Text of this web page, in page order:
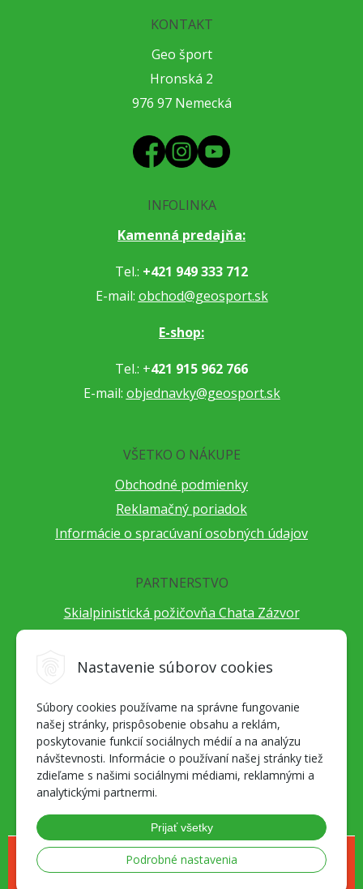
Nastavenie súborov cookies
Súbory cookies používame na správne fungovanie
našej stránky, prispôsobenie obsahu a reklám,
poskytovanie funkcií sociálnych médií a na analýzu
návštevnosti. Informácie o používaní našej stránky tiež
zdieľame s našimi sociálnymi médiami, reklamnými a
analytickými partnermi.
Prijať všetky
Podrobné nastavenia
KONTAKT
Geo šport
Hronská 2
976 97 Nemecká
INFOLINKA
Kamenná predajňa:
Tel.: +421 949 333 712
E-mail: obchod@geosport.sk
E-shop:
Tel.: +421 915 962 766
E-mail: objednavky@geosport.sk
VŠETKO O NÁKUPE
Obchodné podmienky
Reklamačný poriadok
Informácie o spracúvaní osobných údajov
PARTNERSTVO
Skialpinistická požičovňa Chata Zázvor
Cestovateľský festival Cestou necestou
Alpenverein Slovensko
Hore-dole Derešom
Motorest Nemecká
Splav Hrona
© 2026 Geosport.sk - všetko pre milovníkov outdoor športov a skialpu •